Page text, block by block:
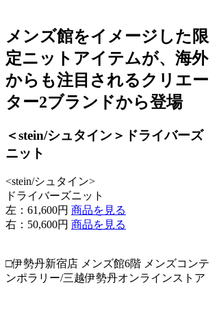
メンズ館をイメージした限
定ニットアイテムが、海外
からも注目されるクリエー
ター2ブランドから登場
＜stein/シュタイン＞ドライバーズ
ニット
<stein/シュタイン>
ドライバーズニット
左：61,600円 商品を見る
右：50,600円 商品を見る
□伊勢丹新宿店 メンズ館6階 メンズコンテ
ンポラリー/三越伊勢丹オンラインストア